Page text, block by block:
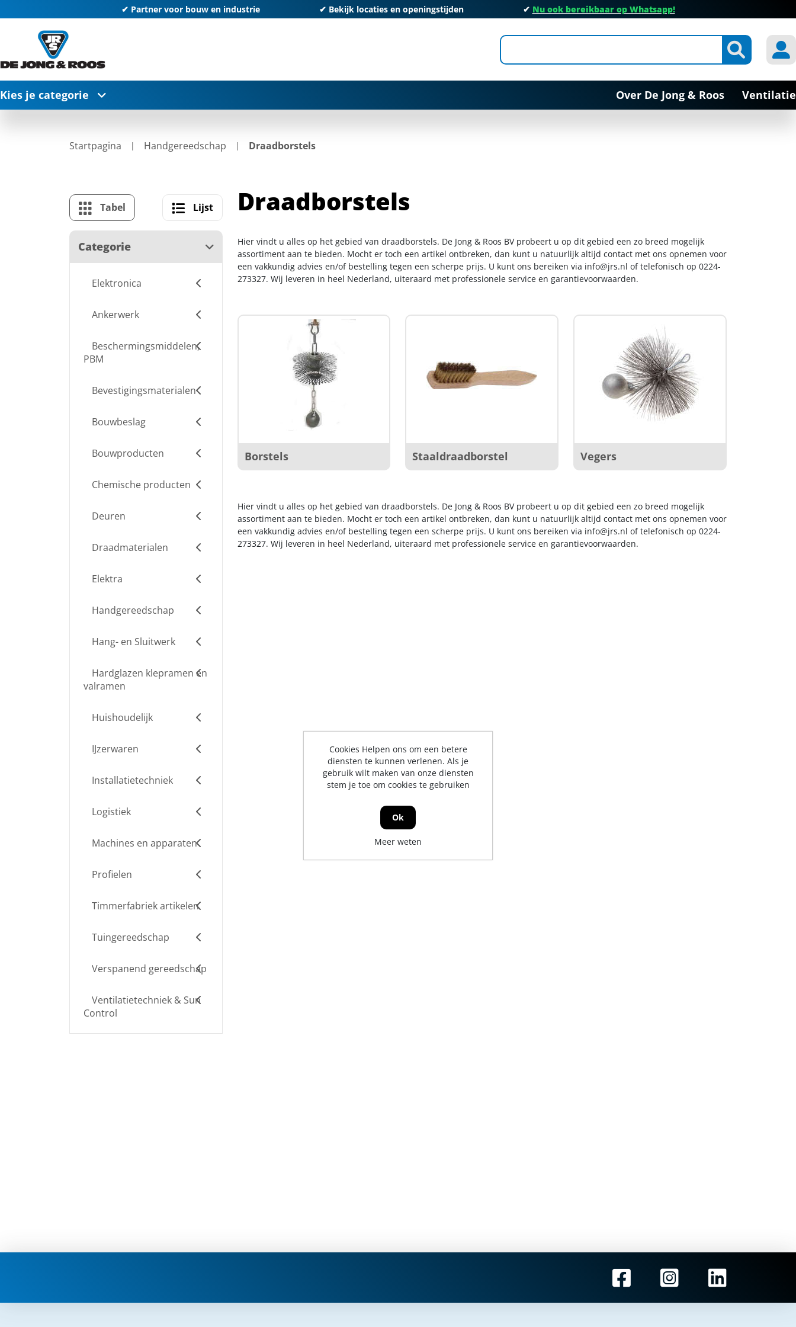
✔ Partner voor bouw en industrie ✔ Bekijk locaties en openingstijden ✔ Nu ook bereikbaar op Whatsapp!
Kies je categorie Over De Jong & Roos Ventilatie
Startpagina Handgereedschap Draadborstels
Tabel Lijst
Categorie
Elektronica
Ankerwerk
Beschermingsmiddelen,
PBM
Bevestigingsmaterialen
Bouwbeslag
Bouwproducten
Chemische producten
Deuren
Draadmaterialen
Elektra
Handgereedschap
Hang- en Sluitwerk
Hardglazen klepramen en
valramen
Huishoudelijk
IJzerwaren
Installatietechniek
Logistiek
Machines en apparaten
Profielen
Timmerfabriek artikelen
Tuingereedschap
Verspanend gereedschap
Ventilatietechniek & Sun
Control
Draadborstels
Hier vindt u alles op het gebied van draadborstels. De Jong & Roos BV probeert u op dit gebied een zo breed mogelijk
assortiment aan te bieden. Mocht er toch een artikel ontbreken, dan kunt u natuurlijk altijd contact met ons opnemen voor
een vakkundig advies en/of bestelling tegen een scherpe prijs. U kunt ons bereiken via info@jrs.nl of telefonisch op 0224-
273327. Wij leveren in heel Nederland, uiteraard met professionele service en garantievoorwaarden.
Borstels Staaldraadborstel Vegers
Hier vindt u alles op het gebied van draadborstels. De Jong & Roos BV probeert u op dit gebied een zo breed mogelijk
assortiment aan te bieden. Mocht er toch een artikel ontbreken, dan kunt u natuurlijk altijd contact met ons opnemen voor
een vakkundig advies en/of bestelling tegen een scherpe prijs. U kunt ons bereiken via info@jrs.nl of telefonisch op 0224-
273327. Wij leveren in heel Nederland, uiteraard met professionele service en garantievoorwaarden.
Cookies Helpen ons om een betere
diensten te kunnen verlenen. Als je
gebruik wilt maken van onze diensten
stem je toe om cookies te gebruiken
Ok
Meer weten